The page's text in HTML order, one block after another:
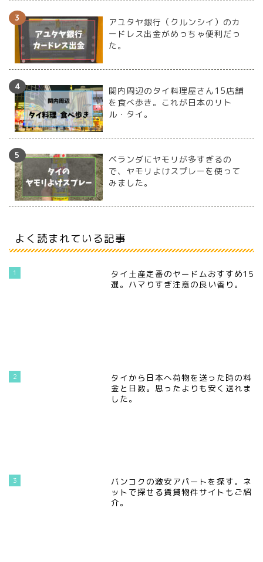
アユタヤ銀行（クルンシイ）のカ
ードレス出金がめっちゃ便利だっ
た。
関内周辺のタイ料理屋さん15店舗
を食べ歩き。これが日本のリト
ル・タイ。
ベランダにヤモリが多すぎるの
で、ヤモリよけスプレーを使って
みました。
よく読まれている記事
1
タイ土産定番のヤードムおすすめ15
選。ハマりすぎ注意の良い香り。
2
タイから日本へ荷物を送った時の料
金と日数。思ったよりも安く送れま
した。
3
バンコクの激安アパートを探す。ネ
ットで探せる賃貸物件サイトもご紹
介。